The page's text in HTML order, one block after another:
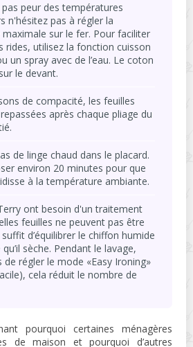
pas peur des températures
n'hésitez pas à régler la
sur le fer. Pour faciliter
rides, utilisez la fonction cuisson
un spray avec de l’eau. Le coton
le devant.
de compacité, les feuilles
après chaque pliage du
de linge chaud dans le placard.
environ 20 minutes pour que
à la température ambiante.
ont besoin d'un traitement
feuilles ne peuvent pas être
d’équilibrer le chiffon humide
sèche. Pendant le lavage,
de régler le mode «Easy Ironing»
cela réduit le nombre de
pourquoi certaines ménagères
de maison et pourquoi d’autres